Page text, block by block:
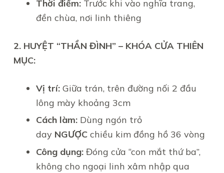
Thời điểm:Trước khi vào nghĩa trang,
đền chùa, nơi linh thiêng
2. HUYỆT “THẦN ĐÌNH” – KHÓA CỬA THIÊN
MỤC:
Vị trí:Giữa trán, trên đường nối 2 đầu
lông mày khoảng 3cm
Cách làm:Dùng ngón trỏ
day NGƯỢCchiều kim đồng hồ 36 vòng
Công dụng:Đóng cửa “con mắt thứ ba”,
không cho ngoại linh xâm nhập qua